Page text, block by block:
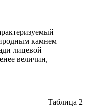
камнем
лицевой
величин,
Таблица 2